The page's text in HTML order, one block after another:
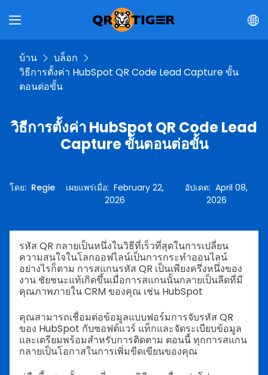
บ้าน
บล็อก
วิธีการตั้งค่า HubSpot QR Code Lead Capture ขั้น
ตอนต่อขั้น
วิธีการตั้งค่า HubSpot QR Code Lead
Capture ขั้นตอนต่อขั้น
โดย: Regie เผยแพร่เมื่อ: February 22,
2026
อัปเดต:April 08,
2026
รหัส QR กลายเป็นหนึ่งในวิธีที่เร็วที่สุดในการเปลี่ยน
ความสนใจในโลกออฟไลน์เป็นการกระทำออนไลน์
อย่างไรก็ตาม การสแกนรหัส QR เป็นเพียงครึ่งหนึ่งของ
งาน ชัยชนะแท้เกิดขึ้นเมื่อการสแกนนั้นกลายเป็นลีดที่มี
คุณภาพภายใน CRM ของคุณ เช่น HubSpot
คุณสามารถเชื่อมต่อข้อมูลแบบฟอร์มการจับรหัส QR
ของ HubSpot กับซอฟต์แวร์ แท็กและจัดระเบียบข้อมูล
และเตรียมพร้อมสำหรับการติดตาม ตอนนี้ ทุกการสแกน
กลายเป็นโอกาสในการเพิ่มขีดเขียนของคุณ